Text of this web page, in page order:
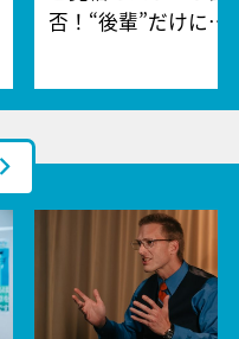
否！“後輩”だけに…